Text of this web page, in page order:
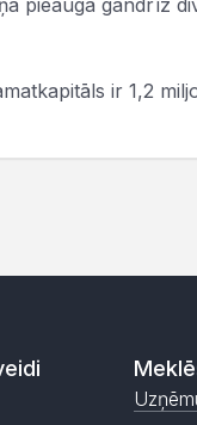
pieauga gandrīz
ir 1,2